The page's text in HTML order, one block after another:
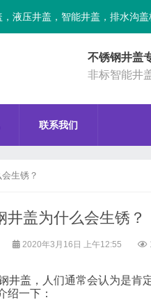
液压井盖，智能井盖，排水沟盖
不锈钢井盖
非标智能井
联系我们
生锈？
井盖为什么会生锈？
2020年3月16日 上午12:55
井盖 ，人们通常会认为是肯
绍一下：